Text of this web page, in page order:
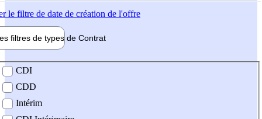
le filtre de date de création de l'offre
filtres de types de Contrat
contrat
CDI
CDD
Intérim